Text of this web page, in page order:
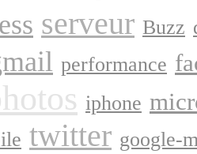
serveur Buzz
performance
iphone
twitter google-